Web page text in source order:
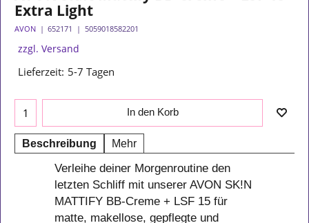
Extra Light
AVON 652171 5059018582201
zzgl. Versand
Lieferzeit: 5-7 Tagen
In den Korb
Beschreibung Mehr
Verleihe deiner Morgenroutine den
letzten Schliff mit unserer AVON SK!N
MATTIFY BB-Creme + LSF 15 für
matte, makellose, gepflegte und